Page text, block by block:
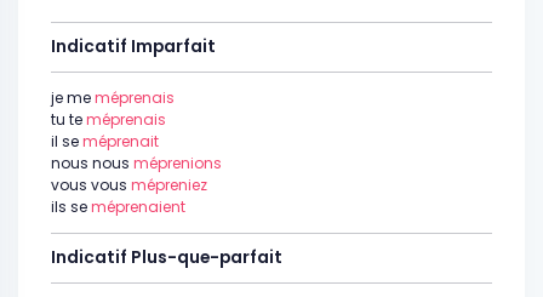
Indicatif Imparfait
je meméprenais
tu teméprenais
il seméprenait
nous nous méprenions
vous vous mépreniez
ils seméprenaient
Indicatif Plus-que-parfait